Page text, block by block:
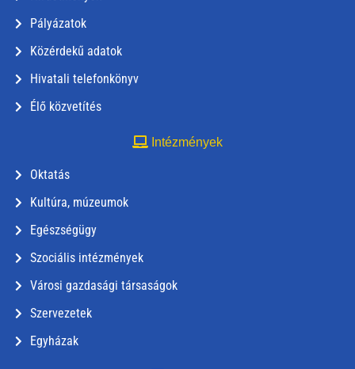
Pályázatok
Közérdekű adatok
Hivatali telefonkönyv
Élő közvetítés
Intézmények
Oktatás
Kultúra, múzeumok
Egészségügy
Szociális intézmények
Városi gazdasági társaságok
Szervezetek
Egyházak